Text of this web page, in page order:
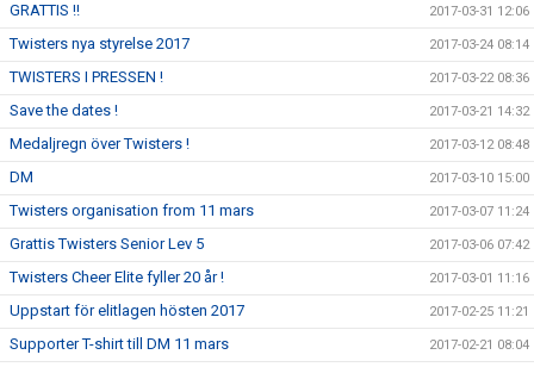
GRATTIS !! 2017-03-31 12:06
Twisters nya styrelse 2017 2017-03-24 08:14
TWISTERS I PRESSEN ! 2017-03-22 08:36
Save the dates ! 2017-03-21 14:32
Medaljregn över Twisters ! 2017-03-12 08:48
DM 2017-03-10 15:00
Twisters organisation from 11 mars 2017-03-07 11:24
Grattis Twisters Senior Lev 5 2017-03-06 07:42
Twisters Cheer Elite fyller 20 år ! 2017-03-01 11:16
Uppstart för elitlagen hösten 2017 2017-02-25 11:21
Supporter T-shirt till DM 11 mars 2017-02-21 08:04